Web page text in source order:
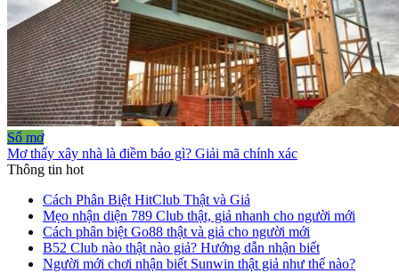
Sổ mơ
Mơ thấy xây nhà là điềm báo gì? Giải mã chính xác
Thông tin hot
Cách Phân Biệt HitClub Thật và Giả
Mẹo nhận diện 789 Club thật, giả nhanh cho người mới
Cách phân biệt Go88 thật và giả cho người mới
B52 Club nào thật nào giả? Hướng dẫn nhận biết
Người mới chơi nhận biết Sunwin thật giả như thế nào?